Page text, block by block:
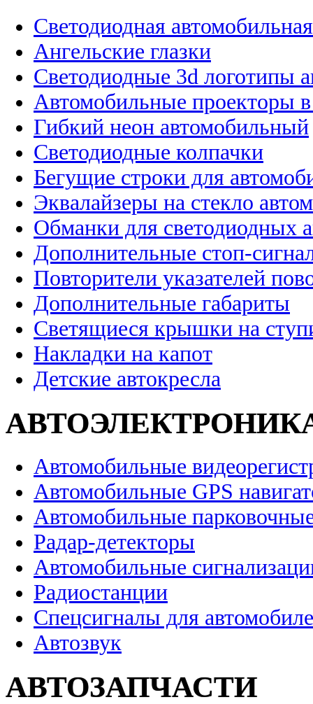
Светодиодная
Ангельские глазки
Светодиодные 3d логотипы
Автомобильные проекторы
Гибкий неон автомобильный
Светодиодные колпачки
Бегущие строки для
Эквалайзеры на стекло
Обманки для светодиодных
Дополнительные стоп-
Повторители указателей
Дополнительные габариты
Светящиеся крышки на
Накладки на капот
Детские автокресла
Автомобильные
Автомобильные GPS
Автомобильные
Радар-детекторы
Автомобильные
Радиостанции
Спецсигналы для
Автозвук
АВТОЗАПЧАСТИ